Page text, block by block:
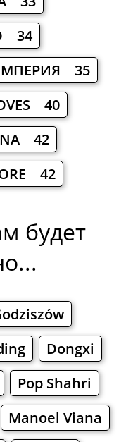
34
35
40
42
42
будет
Dongxi
Pop Shahri
Manoel Viana